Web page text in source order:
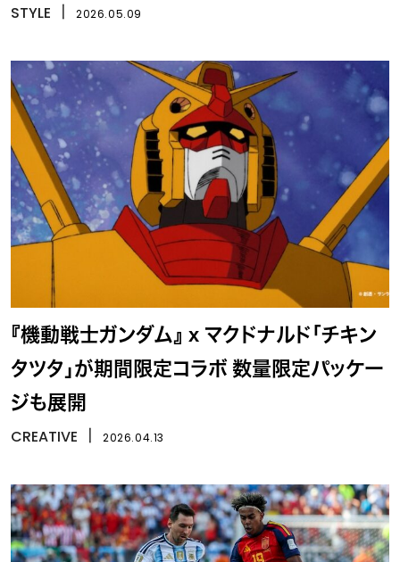
STYLE 2026.05.09
『機動戦士ガンダム』 x マクドナルド「チキン
タツタ」が期間限定コラボ 数量限定パッケー
ジも展開
CREATIVE 2026.04.13